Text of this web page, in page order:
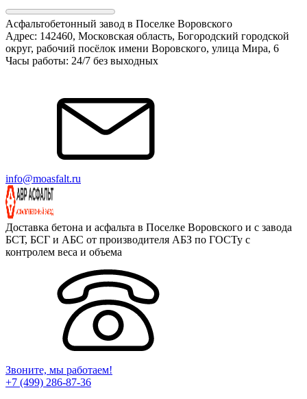
Асфальтобетонный завод в Поселке Воровского
Адрес: 142460, Московская область, Богородский городской
округ, рабочий посёлок имени Воровского, улица Мира, 6
Часы работы: 24/7 без выходных
info@moasfalt.ru
Доставка бетона и асфальта в Поселке Воровского и с завода
БСТ, БСГ и АБС от производителя АБЗ по ГОСТу с
контролем веса и объема
Звоните, мы работаем!
+7 (499) 286-87-36